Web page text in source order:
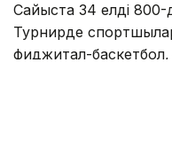
Сайыста 34 елдің
Турнирде
фиджитал-